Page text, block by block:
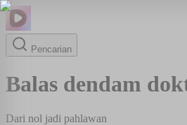
Pencarian
Balas dendam
Dari nol jadi pahlawan